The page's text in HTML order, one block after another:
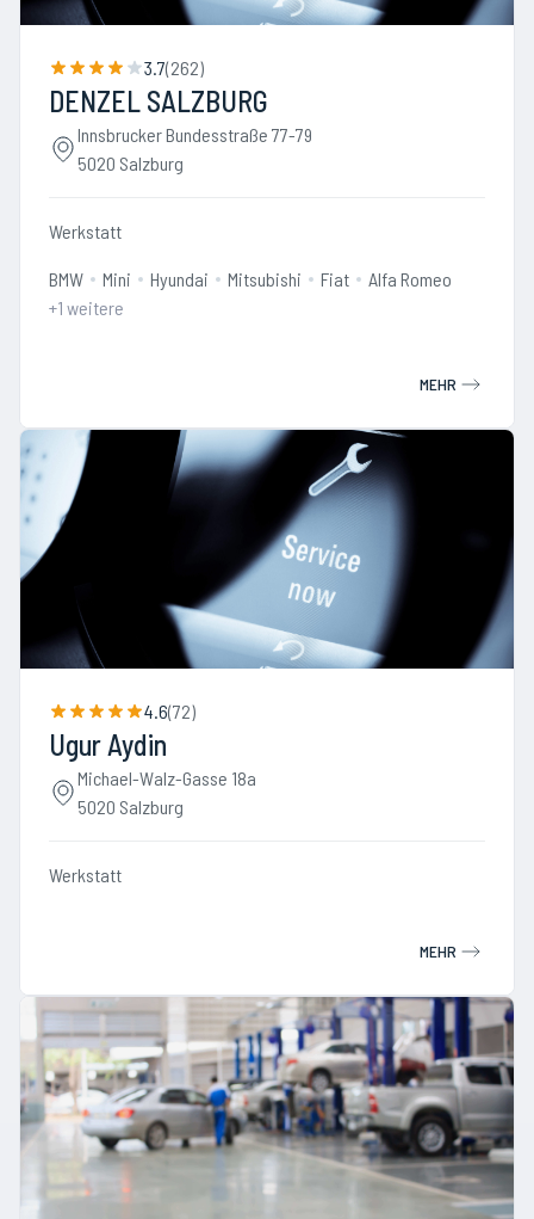
3.7(262)
DENZEL SALZBURG
Innsbrucker Bundesstraße 77-79
5020 Salzburg
Werkstatt
BMW Mini Hyundai Mitsubishi Fiat
Alfa Romeo
+1 weitere
MEHR
4.6(72)
Ugur Aydin
Michael-Walz-Gasse 18a
5020 Salzburg
Werkstatt
MEHR